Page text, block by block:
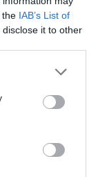
the IAB’s List of
it to other
di agire sulle
per
ha